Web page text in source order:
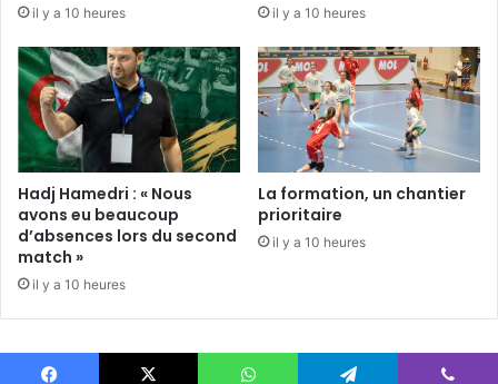
il y a 10 heures il y a 10 heures
Hadj Hamedri : « Nous
avons eu beaucoup
d’absences lors du second
match »
il y a 10 heures
La formation, un chantier
prioritaire
il y a 10 heures